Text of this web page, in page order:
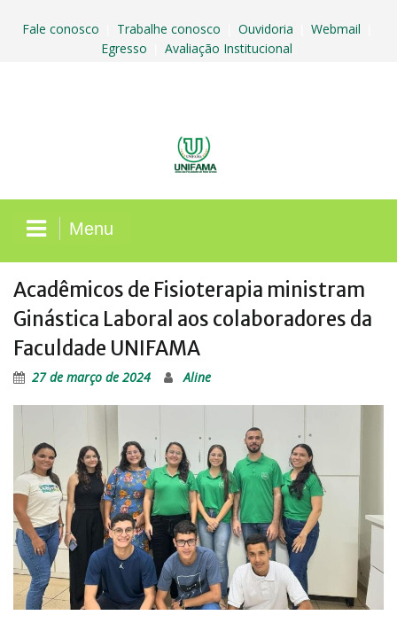
Fale conosco Trabalhe conosco Ouvidoria Webmail
Egresso Avaliação Institucional
Menu
Acadêmicos de Fisioterapia ministram
Ginástica Laboral aos colaboradores da
Faculdade UNIFAMA
27 de março de 2024 Aline